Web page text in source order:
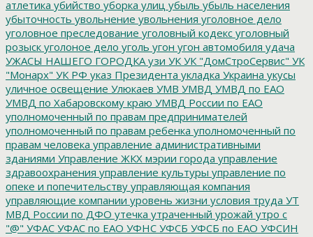
атлетика убийство уборка улиц убыль убыль населения
убыточность увольнение увольнения уголовное дело
уголовное преследование уголовный кодекс уголовный
розыск уголоное дело уголь угон угон автомобиля удача
УЖАСЫ НАШЕГО ГОРОДКА узи УК УК "ДомСтроСервис" УК
"Монарх" УК РФ указ Президента укладка Украина укусы
уличное освещение Улюкаев УМВ УМВД УМВД по ЕАО
УМВД по Хабаровскому краю УМВД России по ЕАО
уполномоченный по правам предпринимателей
уполномоченный по правам ребенка уполномоченный по
правам человека управление административными
зданиями Управление ЖКХ мэрии города управление
здравоохранения управление культуры управление по
опеке и попечительству управляющая компания
управляющие компании уровень жизни условия труда УТ
МВД России по ДФО утечка утраченный урожай утро с
"@" УФАС УФАС по ЕАО УФНС УФСБ УФСБ по ЕАО УФСИН